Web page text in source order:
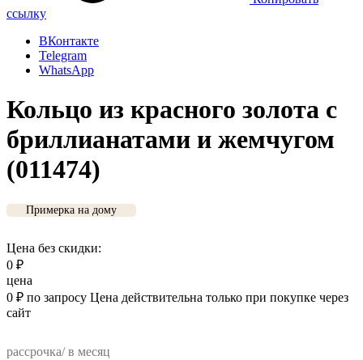
ссылку
ВКонтакте
Telegram
WhatsApp
Кольцо из красного золота с
бриллианатами и жемчугом
(011474)
Примерка на дому
Цена без скидки:
0 ₽
цена
0 ₽ по запросу Цена действительна только при покупке через
сайт
рассрочка/ в месяц